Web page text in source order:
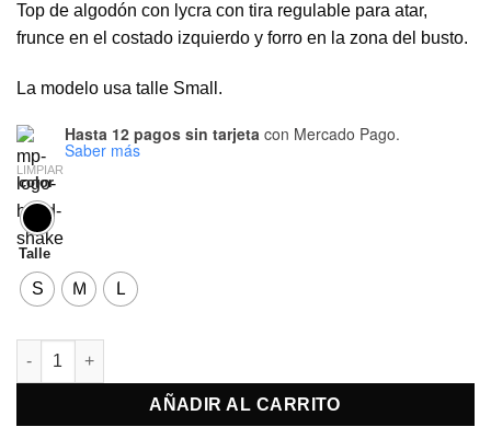
Top de algodón con lycra con tira regulable para atar,
frunce en el costado izquierdo y forro en la zona del busto.
La modelo usa talle Small.
Hasta 12 pagos sin tarjeta con Mercado Pago.
Saber más
color
Talle
S M L
LIMPIAR
Top Turin cantidad
AÑADIR AL CARRITO